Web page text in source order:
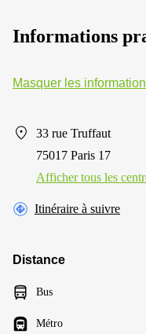
Informations
Masquer les
33 rue Truffaut
75017 Paris 17
Afficher tous les
Itinéraire à suivre
Distance
Bus
Métro